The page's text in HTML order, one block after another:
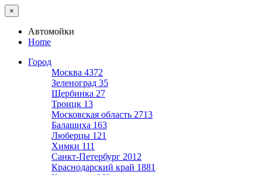
×
Автомойки
Home
Город
Москва 4372
Зеленоград 35
Щербинка 27
Троицк 13
Московская область 2713
Балашиха 163
Люберцы 121
Химки 111
Санкт-Петербург 2012
Краснодарский край 1881